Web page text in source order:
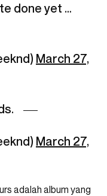
done yet …
March 27,
March 27,
adalah album yang